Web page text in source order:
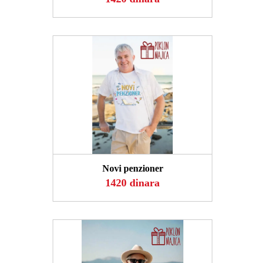
POGLEDAJ
Novi penzioner
1420 dinara